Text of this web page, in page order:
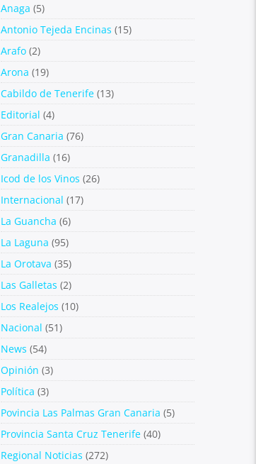
Anaga (5)
Antonio Tejeda Encinas (15)
Arafo(2)
Arona (19)
Cabildo de Tenerife(13)
Editorial (4)
Gran Canaria (76)
Granadilla (16)
Icod de los Vinos (26)
Internacional (17)
La Guancha (6)
La Laguna (95)
La Orotava (35)
Las Galletas (2)
Los Realejos (10)
Nacional (51)
News (54)
Opinión (3)
Política (3)
Povincia Las Palmas Gran Canaria (5)
Provincia Santa Cruz Tenerife(40)
Regional Noticias (272)